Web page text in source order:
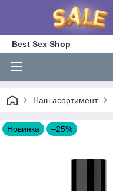
Best Sex Shop
Наш асортимент
Новинка –25%